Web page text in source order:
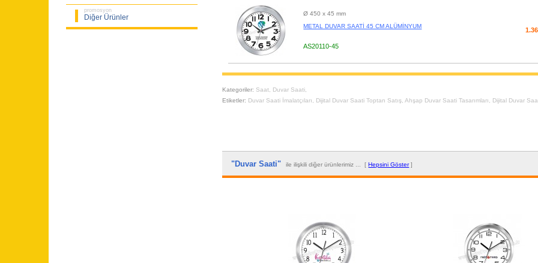
promosyon
Diğer Ürünler
Ø 450 x 45 mm
METAL DUVAR SAATİ 45 CM ALÜMİNYUM
AS20110-45
Kategoriler: Saat Duvar Saati
Etiketler: Duvar Saati İmalatçıları Dijital Duvar Saati Toptan Satış ,Ahşap Duvar Saati Tasarımları Dijital Duvar
"Duvar Saati"ile ilişkili diğer ürünlerimiz ... [Hepsini Göster]